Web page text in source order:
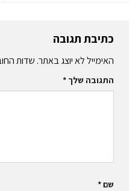
כתיבת תגובה
האימייל לא יוצג באתר. שדות
התגובה שלך *
שם*